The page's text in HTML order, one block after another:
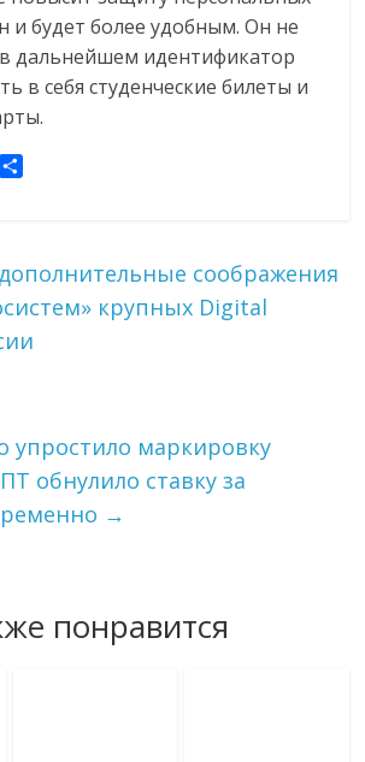
и будет более удобным. Он не
дальнейшем идентификатор
в себя студенческие билеты и
в
и
т
ь
соображения
крупных Digital
упростило маркировку
обнулило ставку за
→
понравится